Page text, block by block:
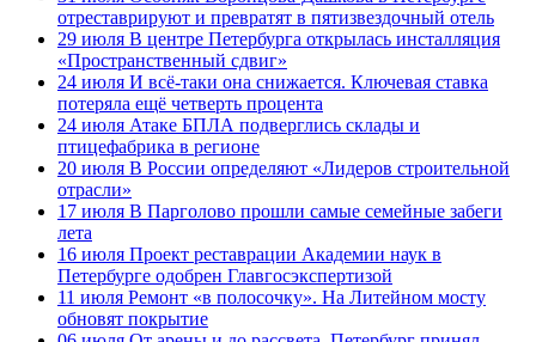
отреставрируют и превратят в пятизвездочный отель
29 июля В центре Петербурга открылась инсталляция
«Пространственный сдвиг»
24 июля И всё-таки она снижается. Ключевая ставка
потеряла ещё четверть процента
24 июля Атаке БПЛА подверглись склады и
птицефабрика в регионе
20 июля В России определяют «Лидеров строительной
отрасли»
17 июля В Парголово прошли самые семейные забеги
лета
16 июля Проект реставрации Академии наук в
Петербурге одобрен Главгосэкспертизой
11 июля Ремонт «в полосочку». На Литейном мосту
обновят покрытие